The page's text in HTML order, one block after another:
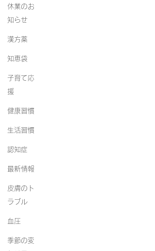
休業のお
知らせ
漢方薬
知恵袋
子育て応
援
健康習慣
生活習慣
認知症
最新情報
皮膚のト
ラブル
血圧
季節の変